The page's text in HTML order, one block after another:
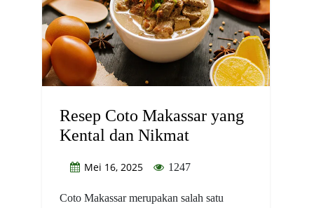
Resep Coto Makassar yang
Kental dan Nikmat
Mei 16, 2025 1247
Coto Makassar merupakan salah satu